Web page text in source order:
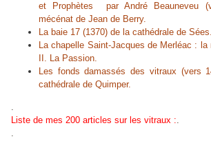
et Prophètes par André Beauneveu
mécénat de Jean de Berry.
La baie 17 (1370) de la cathédrale de Sées.
La chapelle Saint-Jacques de Merléac :
II. La Passion.
Les fonds damassés des vitraux (vers
cathédrale de Quimper.
.
Liste de mes 200 articles sur les vitraux :.
.